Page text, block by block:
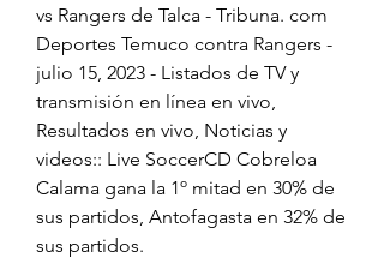
vs Rangers de Talca - Tribuna. com
Deportes Temuco contra Rangers -
julio 15, 2023 - Listados de TV y
transmisión en línea en vivo,
Resultados en vivo, Noticias y
videos:: Live SoccerCD Cobreloa
Calama gana la 1º mitad en 30% de
sus partidos, Antofagasta en 32% de
sus partidos.